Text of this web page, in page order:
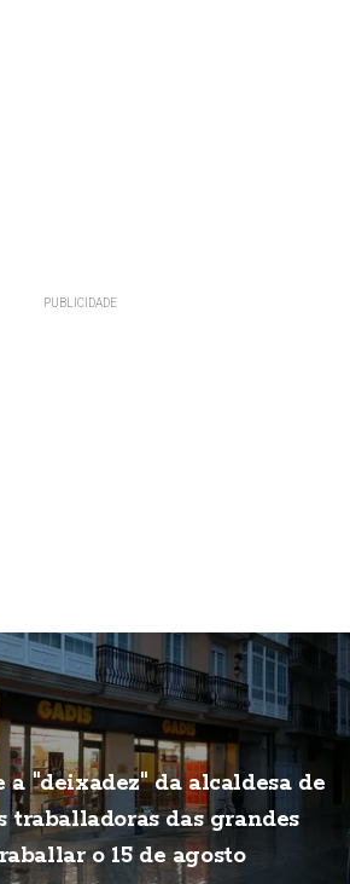
"deixadez" da alcaldesa de
traballadoras das grandes
o 15 de agosto